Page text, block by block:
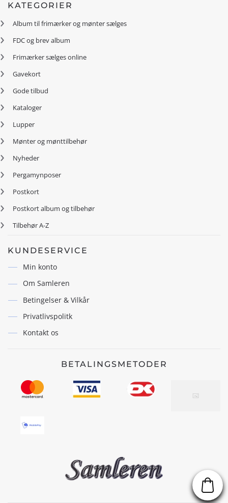
KATEGORIER
Album til frimærker og mønter sælges
FDC og brev album
Frimærker sælges online
Gavekort
Gode tilbud
Kataloger
Lupper
Mønter og mønttilbehør
Nyheder
Pergamynposer
Postkort
Postkort album og tilbehør
Tilbehør A-Z
KUNDESERVICE
Min konto
Om Samleren
Betingelser & Vilkår
Privatlivspolitk
Kontakt os
BETALINGSMETODER